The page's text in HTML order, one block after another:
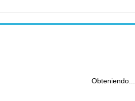
Obteniendo...